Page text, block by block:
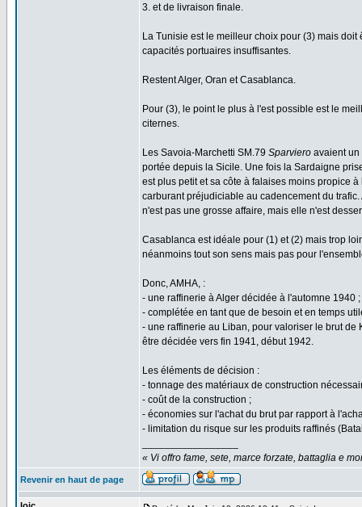
3. et de livraison finale.
La Tunisie est le meilleur choix pour (3) mais
capacités portuaires insuffisantes.
Restent Alger, Oran et Casablanca.
Pour (3), le point le plus à l'est possible est le
citernes.
Les Savoia-Marchetti SM.79 Sparviero avaient un
portée depuis la Sicile. Une fois la Sardaigne
est plus petit et sa côte à falaises moins propice
carburant préjudiciable au cadencement du
n'est pas une grosse affaire, mais elle n'est
Casablanca est idéale pour (1) et (2) mais trop
néanmoins tout son sens mais pas pour
Donc, AMHA, :
- une raffinerie à Alger décidée à l'automne 1940 ;
- complétée en tant que de besoin et en temps
- une raffinerie au Liban, pour valoriser le brut
être décidée vers fin 1941, début 1942.
Les éléments de décision :
- tonnage des matériaux de construction
- coût de la construction ;
- économies sur l'achat du brut par rapport à
- limitation du risque sur les produits raffinés
« Vi offro fame, sete, marce forzate, battaglia e
Revenir en haut de page